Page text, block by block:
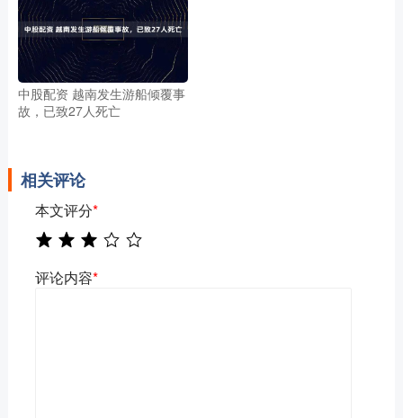
中股配资 越南发生游船倾覆事
故，已致27人死亡
相关评论
本文评分*
评论内容*